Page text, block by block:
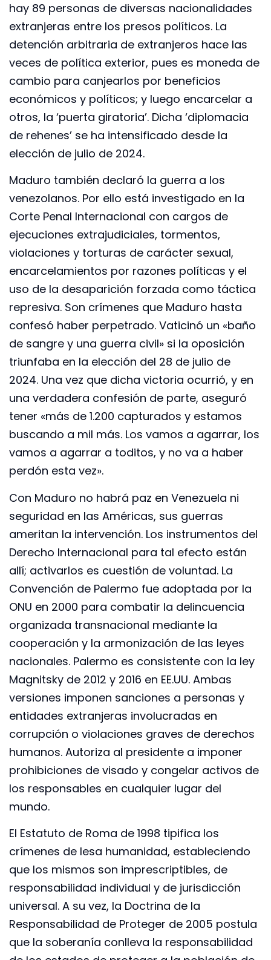
hay 89 personas de diversas nacionalidades
extranjeras entre los presos políticos. La
detención arbitraria de extranjeros hace las
veces de política exterior, pues es moneda de
cambio para canjearlos por beneficios
económicos y políticos; y luego encarcelar a
otros, la ‘puerta giratoria’. Dicha ‘diplomacia
de rehenes’ se ha intensificado desde la
elección de julio de 2024.
Maduro también declaró la guerra a los
venezolanos. Por ello está investigado en la
Corte Penal Internacional con cargos de
ejecuciones extrajudiciales, tormentos,
violaciones y torturas de carácter sexual,
encarcelamientos por razones políticas y el
uso de la desaparición forzada como táctica
represiva. Son crímenes que Maduro hasta
confesó haber perpetrado. Vaticinó un «baño
de sangre y una guerra civil» si la oposición
triunfaba en la elección del 28 de julio de
2024. Una vez que dicha victoria ocurrió, y en
una verdadera confesión de parte, aseguró
tener «más de 1.200 capturados y estamos
buscando a mil más. Los vamos a agarrar, los
vamos a agarrar a toditos, y no va a haber
perdón esta vez».
Con Maduro no habrá paz en Venezuela ni
seguridad en las Américas, sus guerras
ameritan la intervención. Los instrumentos del
Derecho Internacional para tal efecto están
allí; activarlos es cuestión de voluntad. La
Convención de Palermo fue adoptada por la
ONU en 2000 para combatir la delincuencia
organizada transnacional mediante la
cooperación y la armonización de las leyes
nacionales. Palermo es consistente con la ley
Magnitsky de 2012 y 2016 en EE.UU. Ambas
versiones imponen sanciones a personas y
entidades extranjeras involucradas en
corrupción o violaciones graves de derechos
humanos. Autoriza al presidente a imponer
prohibiciones de visado y congelar activos de
los responsables en cualquier lugar del
mundo.
El Estatuto de Roma de 1998 tipifica los
crímenes de lesa humanidad, estableciendo
que los mismos son imprescriptibles, de
responsabilidad individual y de jurisdicción
universal. A su vez, la Doctrina de la
Responsabilidad de Proteger de 2005 postula
que la soberanía conlleva la responsabilidad